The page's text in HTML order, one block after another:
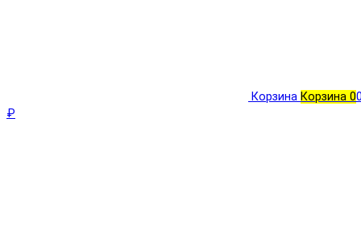
Корзина Корзина 0
₽